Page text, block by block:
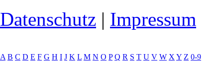
Datenschutz | Impressum
A B C D E F G H I J K L M N O P Q R S T U V W X Y Z 0-9